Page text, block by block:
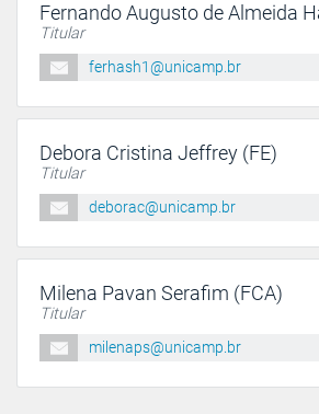
Fernando Augusto de Almeida
Titular
ferhash1@unicamp.br
Debora Cristina Jeffrey (FE)
Titular
deborac@unicamp.br
Milena Pavan Serafim (FCA)
Titular
milenaps@unicamp.br